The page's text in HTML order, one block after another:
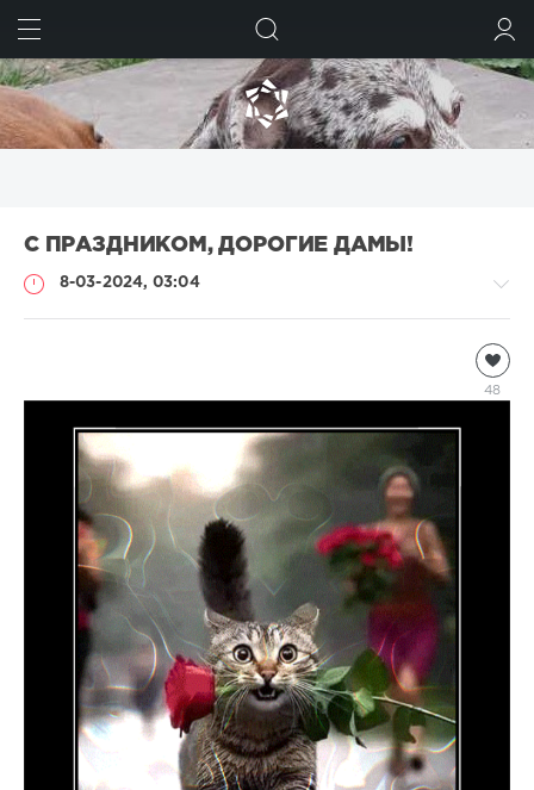
С ПРАЗДНИКОМ, ДОРОГИЕ ДАМЫ!
8-03-2024, 03:04
070
48